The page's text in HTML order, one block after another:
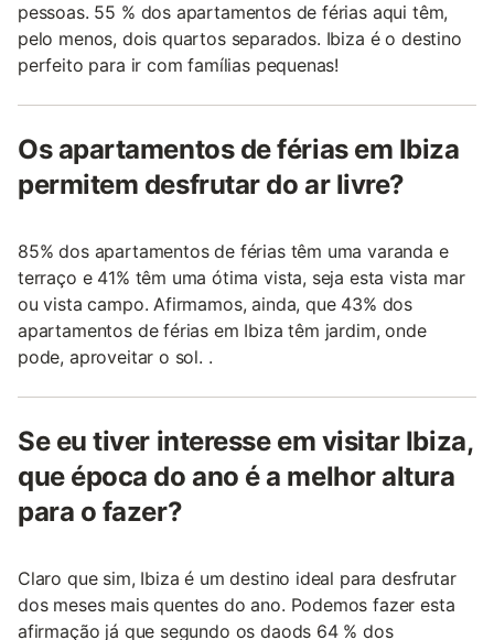
pessoas. 55 % dos apartamentos de férias aqui têm,
pelo menos, dois quartos separados. Ibiza é o destino
perfeito para ir com famílias pequenas!
Os apartamentos de férias em Ibiza
permitem desfrutar do ar livre?
85% dos apartamentos de férias têm uma varanda e
terraço e 41% têm uma ótima vista, seja esta vista mar
ou vista campo. Afirmamos, ainda, que 43% dos
apartamentos de férias em Ibiza têm jardim, onde
pode, aproveitar o sol. .
Se eu tiver interesse em visitar Ibiza,
que época do ano é a melhor altura
para o fazer?
Claro que sim, Ibiza é um destino ideal para desfrutar
dos meses mais quentes do ano. Podemos fazer esta
afirmação já que segundo os daods 64 % dos